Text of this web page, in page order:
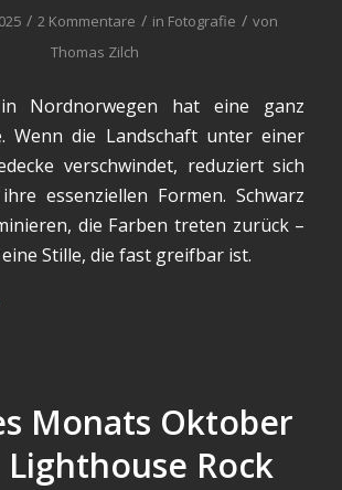
/ 2 Kommentare / in Fotografie / von
Thomas Zilch
Nordnorwegen hat eine ganz
Wenn die Landschaft unter einer
verschwindet, reduziert sich
essenziellen Formen. Schwarz
die Farben treten zurück –
Stille, die fast greifbar ist.
Monats Oktober
Lighthouse Rock